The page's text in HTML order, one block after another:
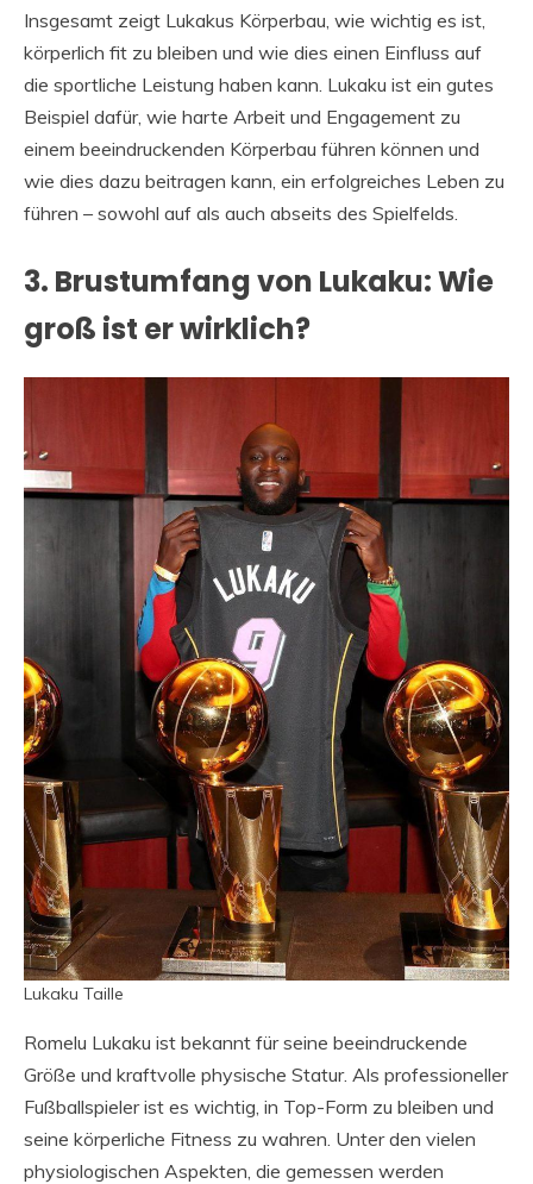
Insgesamt zeigt Lukakus Körperbau, wie wichtig es ist,
körperlich fit zu bleiben und wie dies einen Einfluss auf
die sportliche Leistung haben kann. Lukaku ist ein gutes
Beispiel dafür, wie harte Arbeit und Engagement zu
einem beeindruckenden Körperbau führen können und
wie dies dazu beitragen kann, ein erfolgreiches Leben zu
führen – sowohl auf als auch abseits des Spielfelds.
3. Brustumfang von Lukaku: Wie
groß ist er wirklich?
Lukaku Taille
Romelu Lukaku ist bekannt für seine beeindruckende
Größe und kraftvolle physische Statur. Als professioneller
Fußballspieler ist es wichtig, in Top-Form zu bleiben und
seine körperliche Fitness zu wahren. Unter den vielen
physiologischen Aspekten, die gemessen werden